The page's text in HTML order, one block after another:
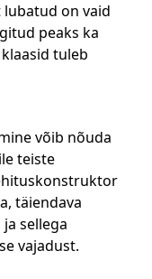
on vaid
peaks ka
tuleb
võib nõuda
teiste
täiendava
sellega
vajadust.